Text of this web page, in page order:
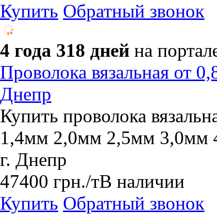
Купить Обратный звонок
4 года 318 дней на
Проволока вязальная от
Днепр
Купить проволока
1,4мм 2,0мм 2,5мм 3,0мм
г. Днепр
47400 грн./тВ наличии
Купить Обратный звонок